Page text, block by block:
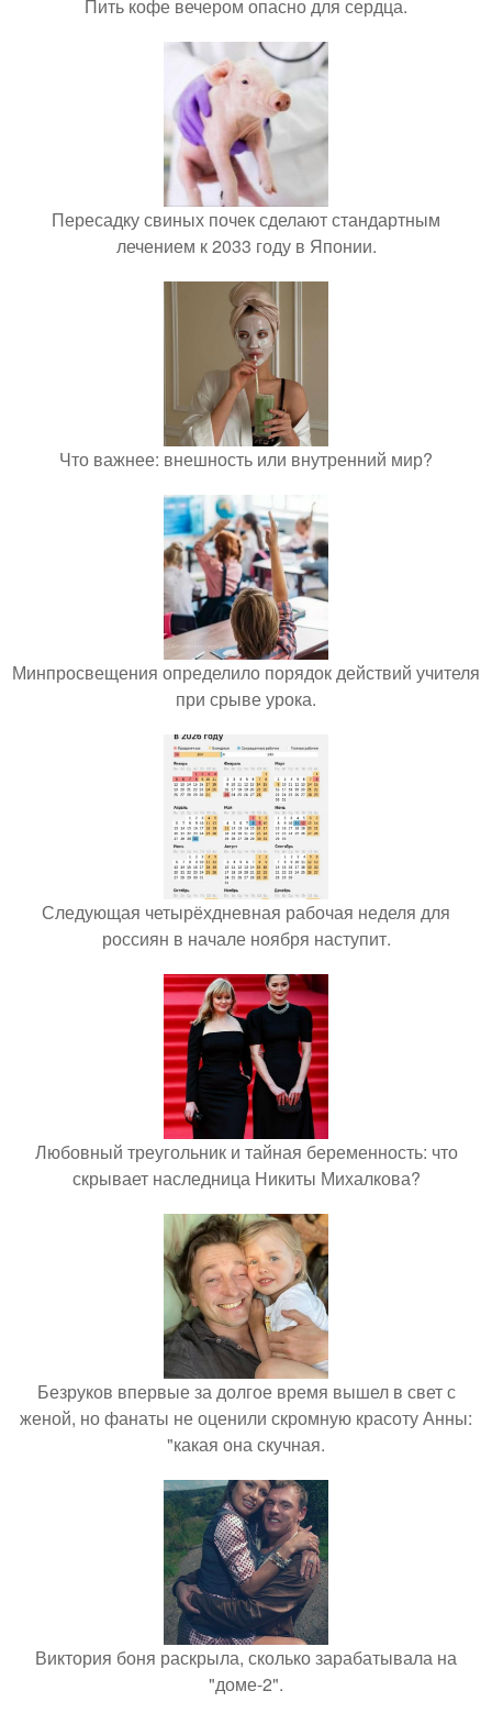
Пить кофе вечером опасно для сердца.
Пересадку свиных почек сделают стандартным
лечением к 2033 году в Японии.
Что важнее: внешность или внутренний мир?
Минпросвещения определило порядок действий учителя
при срыве урока.
Следующая четырёхдневная рабочая неделя для
россиян в начале ноября наступит.
Любовный треугольник и тайная беременность: что
скрывает наследница Никиты Михалкова?
Безруков впервые за долгое время вышел в свет с
женой, но фанаты не оценили скромную красоту Анны:
"какая она скучная.
Виктория боня раскрыла, сколько зарабатывала на
"доме-2".